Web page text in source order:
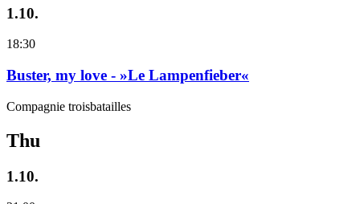
1.10.
18:30
Buster, my love - »Le Lampenfieber«
Compagnie troisbatailles
Thu
1.10.